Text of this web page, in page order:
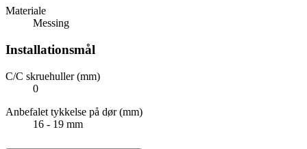
Materiale
Messing
Installationsmål
C/C skruehuller (mm)
0
Anbefalet tykkelse på dør (mm)
16 - 19 mm